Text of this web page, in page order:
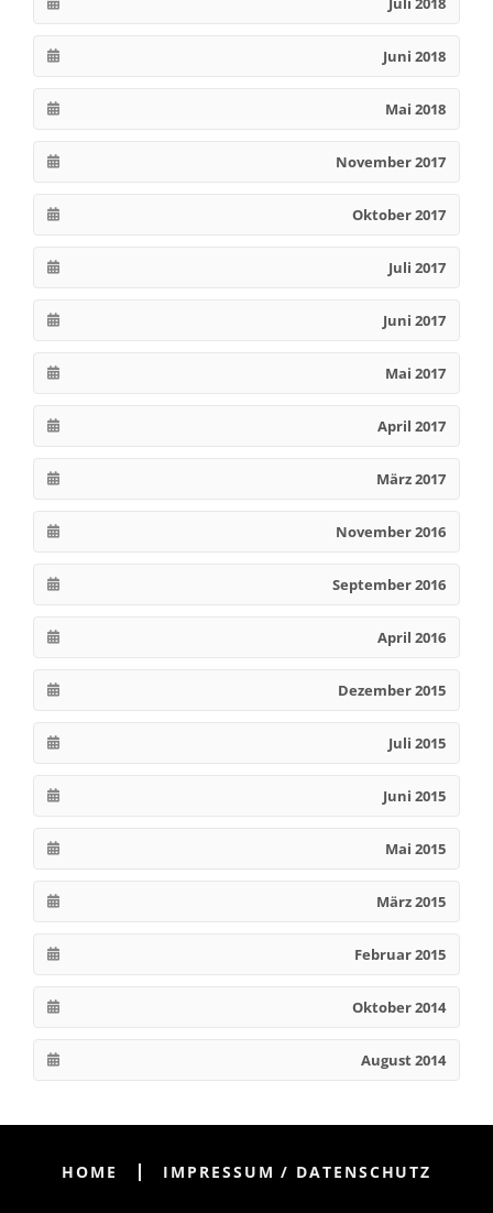
Juni 2018
Mai 2018
November 2017
Oktober 2017
Juli 2017
Juni 2017
Mai 2017
April 2017
März 2017
November 2016
September 2016
April 2016
Dezember 2015
Juli 2015
Juni 2015
Mai 2015
März 2015
Februar 2015
Oktober 2014
August 2014
HOME IMPRESSUM / DATENSCHUTZ